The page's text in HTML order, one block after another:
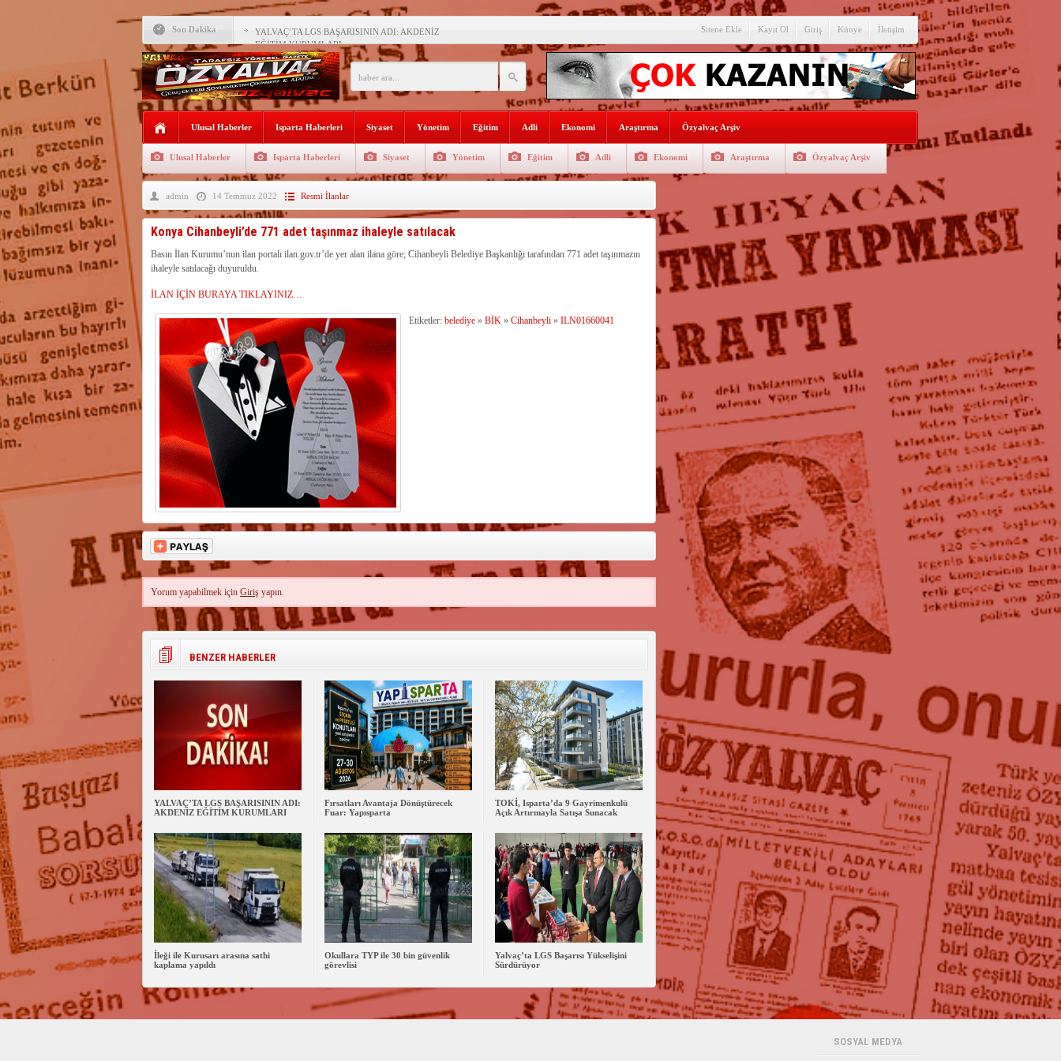
Son Dakika YALVAÇ’TA LGS BAŞARISININ ADI: AKDENİZ
EĞİTİM KURUMLARI
Fırsatları Avantaja Dönüştürecek Fuar: Yapısparta
TOKİ, Isparta’da 9 Gayrimenkulü Açık Artırmayla Satışa
Sunacak
İleği ile Kurusarı arasına sathi kaplama yapıldı
Okullara TYP ile 30 bin güvenlik görevlisi
Uyaroğlu’nun konukları Özel, Tüfekçi ve Bayar
Bağkonak Muhtarı Başoda’dan masa başı haberlere karşı
açıklama
SDÜ’ye 68 sözleşmeli personel alınacak
Sitene Ekle Kayıt Ol Giriş Künye İletişim
Ulusal Haberler Isparta Haberleri Siyaset Yönetim Eğitim Adli Ekonomi Araştırma Özyalvaç Arşiv
Ulusal Haberler Isparta Haberleri Siyaset Yönetim Eğitim Adli Ekonomi Araştırma Özyalvaç Arşiv
admin 14 Temmuz 2022 Resmi İlanlar
Konya Cihanbeyli’de 771 adet taşınmaz ihaleyle satılacak
Basın İlan Kurumu’nun ilan portalı ilan.gov.tr’de yer alan ilana göre; Cihanbeyli Belediye Başkanlığı tarafından 771 adet taşınmazın
ihaleyle satılacağı duyuruldu.
İLAN İÇİN BURAYA TIKLAYINIZ…
Etiketler: belediye» BİK» Cihanbeyli» ILN01660041
Yorum yapabilmek içinGiriş yapın.
BENZER HABERLER
YALVAÇ’TA LGS BAŞARISININ ADI:
AKDENİZ EĞİTİM KURUMLARI
Fırsatları Avantaja Dönüştürecek
Fuar: Yapısparta
TOKİ, Isparta’da 9 Gayrimenkulü
Açık Artırmayla Satışa Sunacak
İleği ile Kurusarı arasına sathi
kaplama yapıldı
Okullara TYP ile 30 bin güvenlik
görevlisi
Yalvaç’ta LGS Başarısı Yükselişini
Sürdürüyor
SOSYAL MEDYA